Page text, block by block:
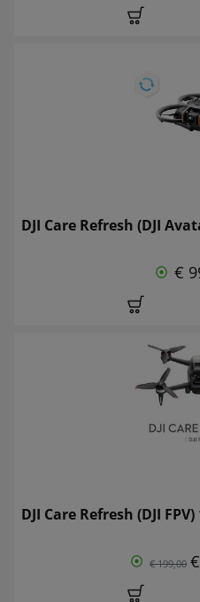
DJI Care Refresh (DJI
€
DJI Care Refresh (DJI
€ 199,00